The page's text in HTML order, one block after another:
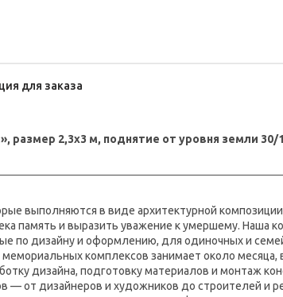
для заказа
размер 2,3х3 м, поднятие от уровня земли 30/
выполняются в виде архитектурной
память и выразить уважение к умершему. Наша
по дизайну и оформлению, для одиночных и
комплексов занимает около месяца,
дизайна, подготовку материалов и монтаж
— от дизайнеров и художников до строителей и